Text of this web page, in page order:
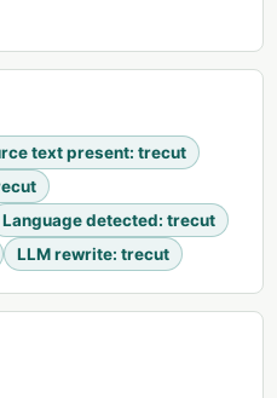
text present: trecut
Language detected: trecut
LLM rewrite: trecut